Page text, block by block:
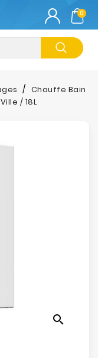
0
Chauffe Bain
/ 18L
search